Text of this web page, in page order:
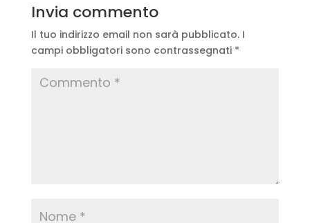
Invia commento
Il tuo indirizzo email non sarà pubblicato. I
campi obbligatori sono contrassegnati *